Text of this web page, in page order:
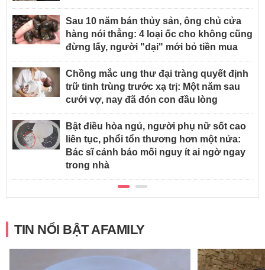
Sau 10 năm bán thủy sản, ông chủ cửa
hàng nói thẳng: 4 loại ốc cho không cũng
đừng lấy, người "dại" mới bỏ tiền mua
Chồng mắc ung thư đại tràng quyết định
trữ tinh trùng trước xạ trị: Một năm sau
cưới vợ, nay đã đón con đầu lòng
Bật điều hòa ngủ, người phụ nữ sốt cao
liên tục, phổi tổn thương hơn một nửa:
Bác sĩ cảnh báo mối nguy ít ai ngờ ngay
trong nhà
TIN NỔI BẬT AFAMILY